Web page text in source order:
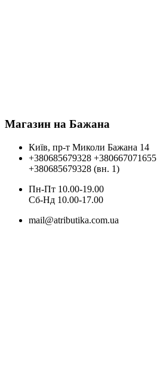
Магазин на Бажана
Київ, пр-т Миколи Бажана 14
+380685679328 +380667071655
+380685679328 (вн. 1)
Пн-Пт 10.00-19.00
Cб-Нд 10.00-17.00
mail@atributika.com.ua